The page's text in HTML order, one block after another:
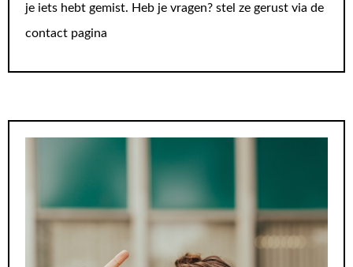
je iets hebt gemist. Heb je vragen? stel ze gerust via de
contact pagina